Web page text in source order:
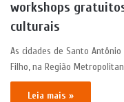
workshops
culturais
As cidades de Santo Antônio
Filho, na Região
Leia mais »